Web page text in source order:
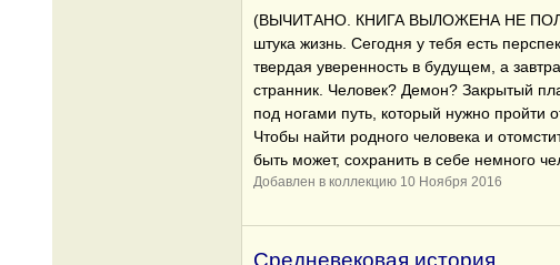
(ВЫЧИТАНО. КНИГА ВЫЛОЖЕНА НЕ
штука жизнь. Сегодня у тебя есть
твердая уверенность в будущем, а
странник. Человек? Демон? Закрытый
под ногами путь, который нужно пройти
Чтобы найти родного человека и
быть может, сохранить в себе немного
Добавлен в коллекцию 10 Ноября 2016
Средневековая история